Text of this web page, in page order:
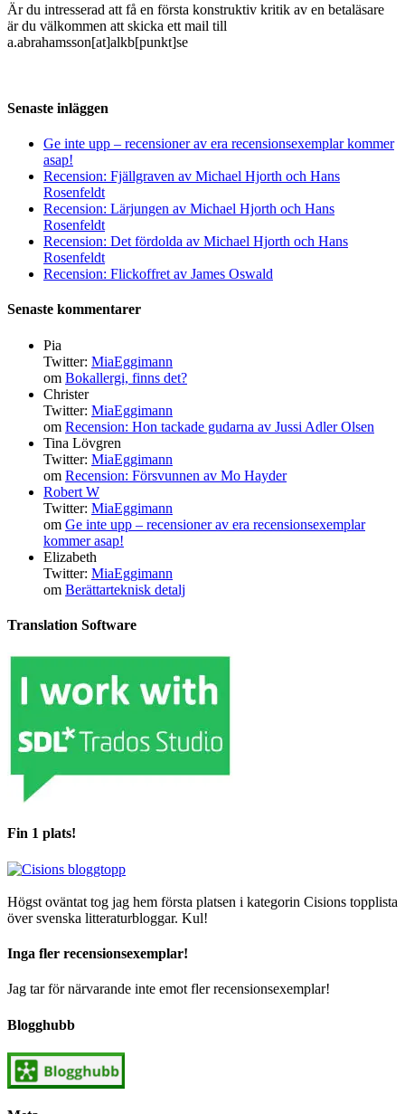
Är du intresserad att få en första konstruktiv kritik av en betaläsare
är du välkommen att skicka ett mail till
a.abrahamsson[at]alkb[punkt]se
Senaste inläggen
Ge inte upp – recensioner av era recensionsexemplar kommer
asap!
Recension: Fjällgraven av Michael Hjorth och Hans
Rosenfeldt
Recension: Lärjungen av Michael Hjorth och Hans
Rosenfeldt
Recension: Det fördolda av Michael Hjorth och Hans
Rosenfeldt
Recension: Flickoffret av James Oswald
Senaste kommentarer
Pia
Twitter: MiaEggimann
om Bokallergi, finns det?
Christer
Twitter: MiaEggimann
om Recension: Hon tackade gudarna av Jussi Adler Olsen
Tina Lövgren
Twitter: MiaEggimann
om Recension: Försvunnen av Mo Hayder
Robert W
Twitter: MiaEggimann
om Ge inte upp – recensioner av era recensionsexemplar
kommer asap!
Elizabeth
Twitter: MiaEggimann
om Berättarteknisk detalj
Translation Software
Fin 1 plats!
Högst oväntat tog jag hem första platsen i kategorin Cisions topplista
över svenska litteraturbloggar. Kul!
Inga fler recensionsexemplar!
Jag tar för närvarande inte emot fler recensionsexemplar!
Blogghubb